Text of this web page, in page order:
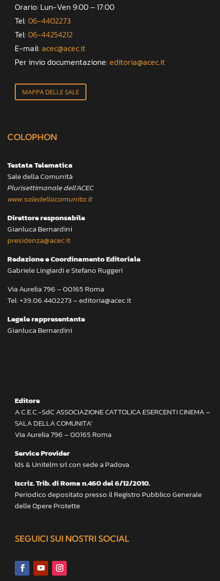
Orario: Lun-Ven 9:00 – 17:00
Tel: 06-4402273
Tel: 06-44254212
E-mail: acec@acec.it
Per invio documentazione: editoria@acec.it
MAPPA DELLE SALE
COLOPHON
Testata Telematica
Sale della Comunità
Plurisettimanale dell’ACEC
www.saledellacomunita.it
Direttore responsabile
Gianluca Bernardini
presidenza@acec.it
Redazione e Coordinamento Editoriale
Gabriele Lingiardi e Stefano Ruggeri
Via Aurelia 796 – 00165 Roma
Tel: +39.06.4402273 – editoria@acec.it
Legale rappresentante
Gianluca Bernardini
Editore
A.C.E.C.-SdC ASSOCIAZIONE CATTOLICA ESERCENTI CINEMA –
SALA DELLA COMUNITA’
Via Aurelia 796 – 00165 Roma
Service Provider
Ids & Unitelm srl con sede a Padova
Iscriz. Trib. di Roma n.460 del 6/12/2010.
Periodico depositato presso il Registro Pubblico Generale
delle Opere Protette
SEGUICI SUI NOSTRI SOCIAL